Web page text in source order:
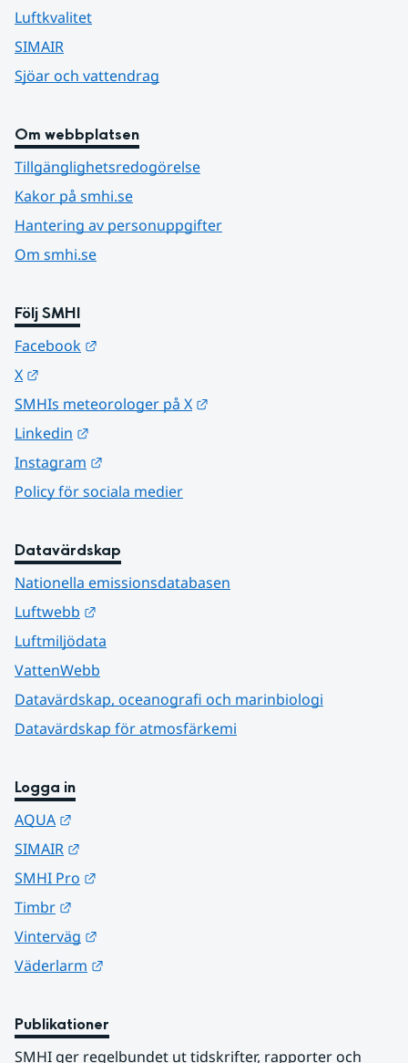
Luftkvalitet
SIMAIR
Sjöar och vattendrag
Om webbplatsen
Tillgänglighetsredogörelse
Kakor på smhi.se
Hantering av personuppgifter
Om smhi.se
Följ SMHI
Facebook
X
SMHIs meteorologer på X
Linkedin
Instagram
Policy för sociala medier
Datavärdskap
Nationella emissionsdatabasen
Luftwebb
Luftmiljödata
VattenWebb
Datavärdskap, oceanografi och marinbiologi
Datavärdskap för atmosfärkemi
Logga in
AQUA
SIMAIR
SMHI Pro
Timbr
Vinterväg
Väderlarm
Publikationer
SMHI ger regelbundet ut tidskrifter, rapporter och